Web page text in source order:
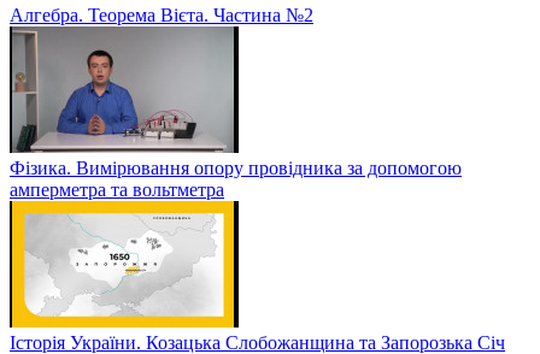
Алгебра. Теорема Вієта. Частина №2
Фізика. Вимірювання опору провідника за допомогою
амперметра та вольтметра
Історія України. Козацька Слобожанщина та Запорозька Січ